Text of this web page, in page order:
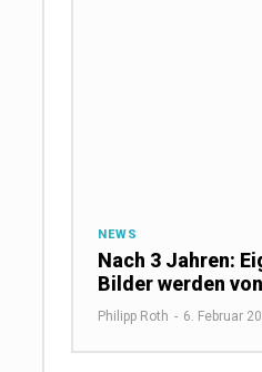
NEWS
Nach 3 Jahren:
Bilder werden
Philipp Roth - 6. Februar